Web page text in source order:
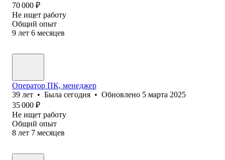
70 000 ₽
Не ищет работу
Общий опыт
9 лет 6 месяцев
Оператор ПК, менеджер
39 лет • Была сегодня • Обновлено 5 марта 2025
35 000 ₽
Не ищет работу
Общий опыт
8 лет 7 месяцев